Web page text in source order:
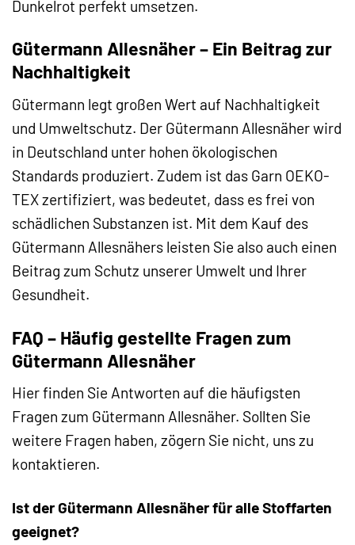
Dunkelrot perfekt umsetzen.
Gütermann Allesnäher – Ein Beitrag zur
Nachhaltigkeit
Gütermann legt großen Wert auf Nachhaltigkeit
und Umweltschutz. Der Gütermann Allesnäher wird
in Deutschland unter hohen ökologischen
Standards produziert. Zudem ist das Garn OEKO-
TEX zertifiziert, was bedeutet, dass es frei von
schädlichen Substanzen ist. Mit dem Kauf des
Gütermann Allesnähers leisten Sie also auch einen
Beitrag zum Schutz unserer Umwelt und Ihrer
Gesundheit.
FAQ – Häufig gestellte Fragen zum
Gütermann Allesnäher
Hier finden Sie Antworten auf die häufigsten
Fragen zum Gütermann Allesnäher. Sollten Sie
weitere Fragen haben, zögern Sie nicht, uns zu
kontaktieren.
Ist der Gütermann Allesnäher für alle Stoffarten
geeignet?